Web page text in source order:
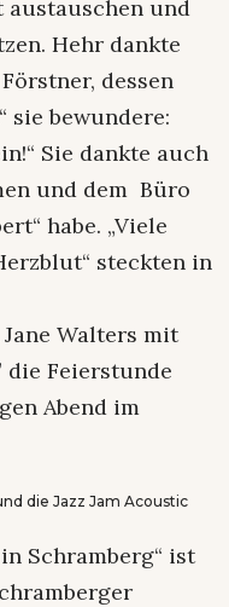
und
Hehr dankte
dessen
sie bewundere:
Sie dankte auch
und dem Büro
habe. „Viele
steckten in
Walters mit
die Feierstunde
Abend im
die Jazz Jam Acoustic
Schramberg“ ist